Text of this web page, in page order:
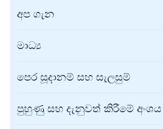
අප ගැන
මාධ්‍ය
පෙර සූදානම් සහ සැලසුම්
පුහුණු සහ දැනුවත් කිරීමේ අංශය